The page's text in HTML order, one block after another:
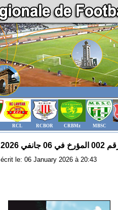
RCL RCBOR CRBMz MBSC
2026
écrit le: 06 January 2026 à 20:43